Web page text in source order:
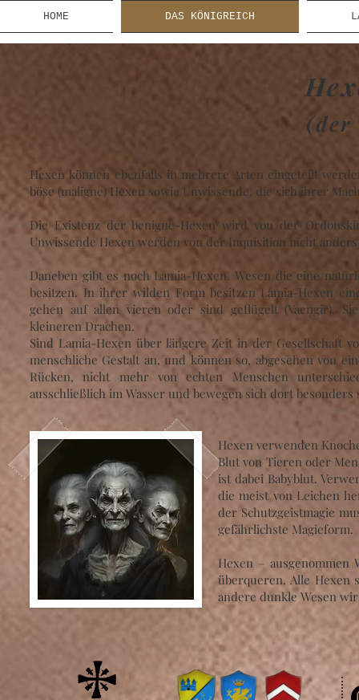
HOME DAS KÖNIGREICH
(der
Hexen können ebenfalls in mehrere Arten eingeteilt
böse (maligne) Hexen sowie Unwissende, die sich ihrer
Die Existenz der benigne-Hexen wird von der
Unwissende Hexen werden von der Inquisition nicht
Daneben gibt es noch Lamia-Hexen. Wesen die eine
besitzen. In ihrer wilden Form besitzen Lamia-Hexen
gehen auf allen vieren oder sind geflügelt (Vaengir).
kleineren Drachen.
Sind Lamia-Hexen über längere Zeit in der Gesellschaft
menschliche Gestalt an, und können so, abgesehen von
Rücken, nicht mehr von echten Menschen
ausschließlich im Wasser und bewegen sich dort besonders
Hexen verwenden
Blut von Tieren oder
ist dabei Babyblut.
die meist von Leichen
der Schutzgeistmagie
gefährlichste Magieform.
Hexen – ausgenommen
überqueren. Alle Hexen
andere dunkle Wesen